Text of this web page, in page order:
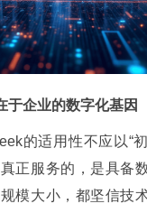
于企业的数字化基因
的适用性不应以“初
正服务的，是具备
模大小，都坚信技